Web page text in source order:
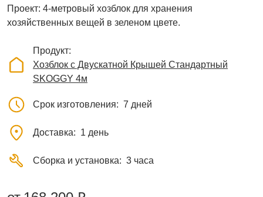
Проект: 4-метровый хозблок для хранения
хозяйственных вещей в зеленом цвете.
Продукт
Хозблок с Двускатной Крышей Стандартный
SKOGGY 4м
Срок изготовления 7 дней
Доставка 1 день
Сборка и установка 3 часа